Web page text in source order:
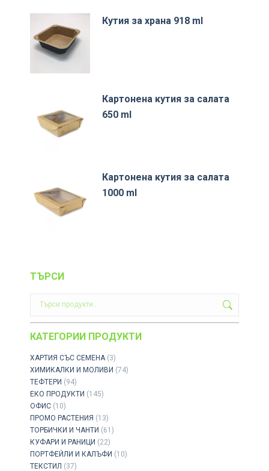
Кутия за храна 918 ml
Картонена кутия за салата
650 ml
Картонена кутия за салата
1000 ml
ТЪРСИ
КАТЕГОРИИ ПРОДУКТИ
ХАРТИЯ СЪС СЕМЕНА (3)
ХИМИКАЛКИ И МОЛИВИ (74)
ТЕФТЕРИ (94)
ЕКО ПРОДУКТИ (145)
ОФИС (10)
ПРОМО РАСТЕНИЯ (13)
ТОРБИЧКИ И ЧАНТИ (61)
КУФАРИ И РАНИЦИ (22)
ПОРТФЕЙЛИ И КАЛЪФИ (10)
ТЕКСТИЛ (37)